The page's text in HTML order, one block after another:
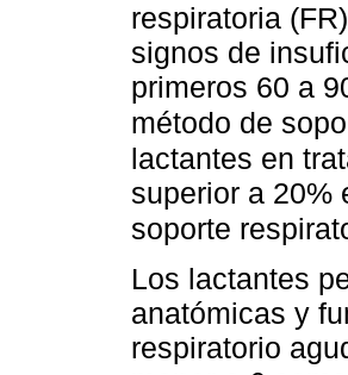
respiratoria
signos de
primeros 60 a
método de
lactantes en
superior a 20%
soporte
Los lactantes
anatómicas y
respiratorio